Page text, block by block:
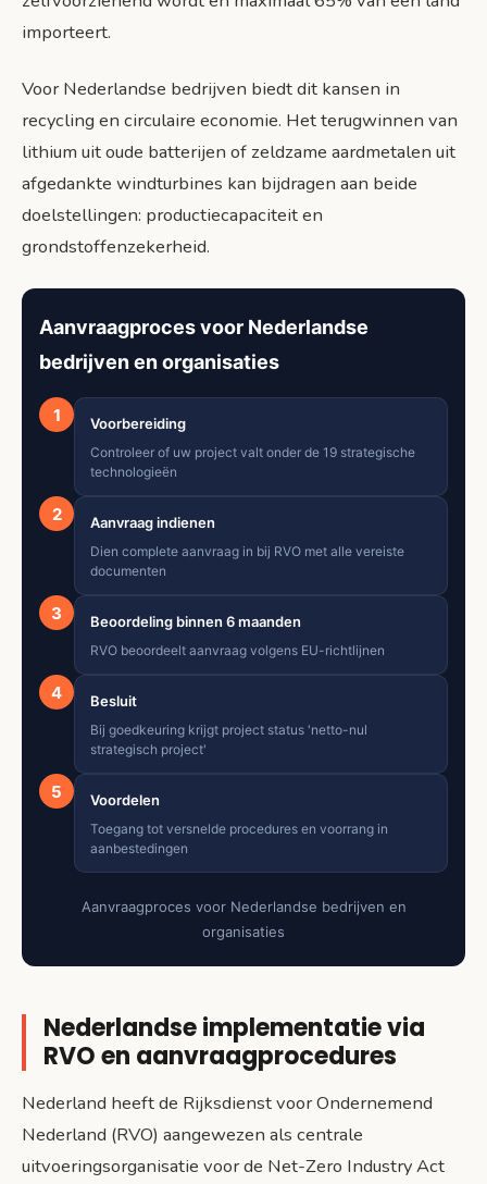
importeert.
Voor Nederlandse bedrijven biedt dit kansen in
recycling en circulaire economie. Het terugwinnen van
lithium uit oude batterijen of zeldzame aardmetalen uit
afgedankte windturbines kan bijdragen aan beide
doelstellingen: productiecapaciteit en
grondstoffenzekerheid.
Aanvraagproces voor Nederlandse
bedrijven en organisaties
1 Voorbereiding
Controleer of uw project valt onder de 19 strategische
technologieën
2 Aanvraag indienen
Dien complete aanvraag in bij RVO met alle vereiste
documenten
3 Beoordeling binnen 6 maanden
RVO beoordeelt aanvraag volgens EU-richtlijnen
4 Besluit
Bij goedkeuring krijgt project status 'netto-nul
strategisch project'
5 Voordelen
Toegang tot versnelde procedures en voorrang in
aanbestedingen
Aanvraagproces voor Nederlandse bedrijven en
organisaties
Nederlandse implementatie via
RVO en aanvraagprocedures
Nederland heeft de Rijksdienst voor Ondernemend
Nederland (RVO) aangewezen als centrale
uitvoeringsorganisatie voor de Net-Zero Industry Act